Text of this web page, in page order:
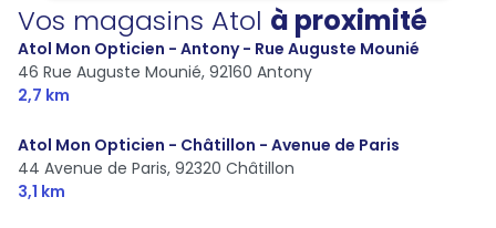
Vos magasins Atol à proximité
Atol Mon Opticien - Antony - Rue Auguste Mounié
46 Rue Auguste Mounié, 92160 Antony
2,7 km
Atol Mon Opticien - Châtillon - Avenue de Paris
44 Avenue de Paris, 92320 Châtillon
3,1 km